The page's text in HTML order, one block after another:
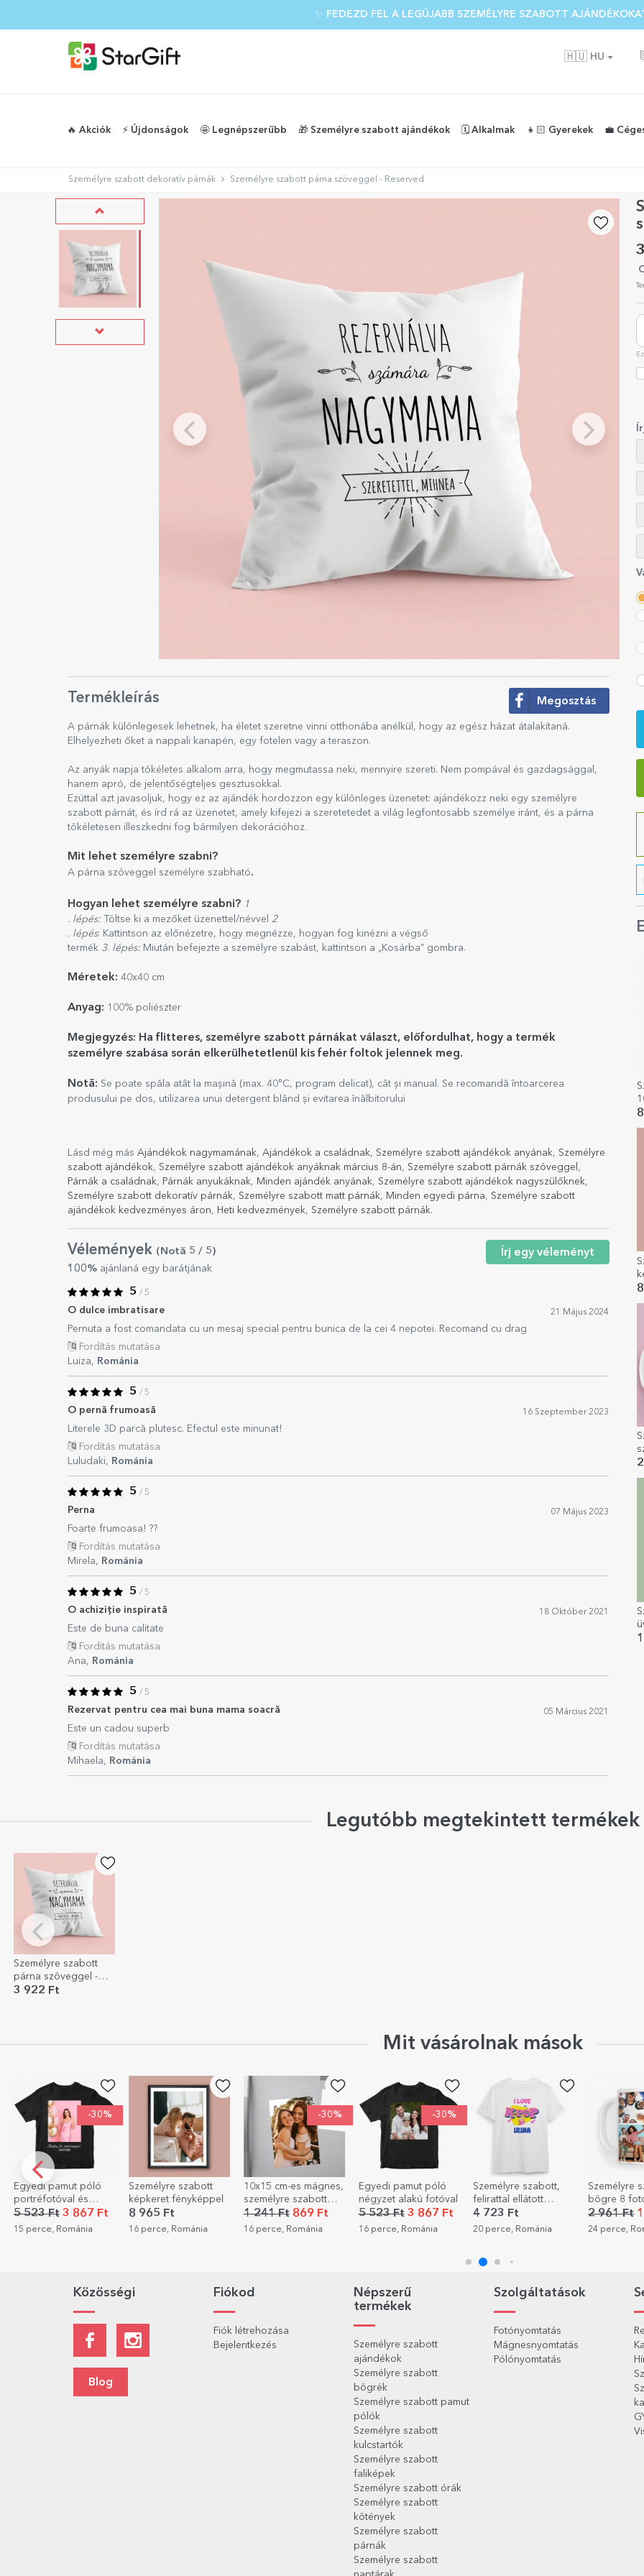
✨ FEDEZD FEL A LEGÚJABB SZEMÉLYRE SZABOTT
🇭🇺 HU
🔥 Akciók ⚡️ Újdonságok 🤩 Legnépszerűbb 🎁 Személyre szabott ajándékok 🗓️ Alkalmak 👧🏻 Gyerekek 💼
Személyre szabott dekoratív párnák Személyre szabott párna szöveggel - Reserved
Termékleírás Megosztás
A párnák különlegesek lehetnek, ha életet szeretne vinni otthonába anélkül, hogy az egész házat átalakítaná.
Elhelyezheti őket a nappali kanapén, egy fotelen vagy a teraszon.
Az anyák napja tökéletes alkalom arra, hogy megmutassa neki, mennyire szereti. Nem pompával és gazdagsággal,
hanem apró, de jelentőségteljes gesztusokkal.
Ezúttal azt javasoljuk, hogy ez az ajándék hordozzon egy különleges üzenetet: ajándékozz neki egy személyre
szabott párnát, és írd rá az üzenetet, amely kifejezi a szeretetedet a világ legfontosabb személye iránt, és a párna
tökéletesen illeszkedni fog bármilyen dekorációhoz.
Mit lehet személyre szabni?
A párna szöveggel személyre szabható.
Hogyan lehet személyre szabni? 1
. lépés: Töltse ki a mezőket üzenettel/névvel 2
. lépés: Kattintson az előnézetre, hogy megnézze, hogyan fog kinézni a végső
termék 3. lépés: Miután befejezte a személyre szabást, kattintson a „Kosárba” gombra.
Méretek: 40x40 cm
Anyag: 100% poliészter
Megjegyzés: Ha flitteres, személyre szabott párnákat választ, előfordulhat, hogy a termék
személyre szabása során elkerülhetetlenül kis fehér foltok jelennek meg.
Notă: Se poate spăla atât la mașină (max. 40°C, program delicat), cât și manual. Se recomandă întoarcerea
produsului pe dos, utilizarea unui detergent blând și evitarea înălbitorului
Lásd még más Ajándékok nagymamának, Ajándékok a családnak, Személyre szabott ajándékok anyának, Személyre
szabott ajándékok, Személyre szabott ajándékok anyáknak március 8-án, Személyre szabott párnák szöveggel ,
Párnák a családnak, Párnák anyukáknak, Minden ajándék anyának, Személyre szabott ajándékok nagyszülőknek,
Személyre szabott dekoratív párnák, Személyre szabott matt párnák, Minden egyedi párna, Személyre szabott
ajándékok kedvezményes áron, Heti kedvezmények, Személyre szabott párnák.
Vélemények (Notă 5 / 5)
100% ajánlaná egy barátjának
Írj egy véleményt
5 / 5
O dulce imbratisare 21 Május 2024
Pernuta a fost comandata cu un mesaj special pentru bunica de la cei 4 nepotei. Recomand cu drag
Fordítás mutatása
Luiza, Románia
5 / 5
O pernă frumoasă 16 Szeptember 2023
Literele 3D parcă plutesc. Efectul este minunat!
Fordítás mutatása
Luludaki, Románia
5 / 5
Perna 07 Május 2023
Foarte frumoasa! ??
Fordítás mutatása
Mirela, Románia
5 / 5
O achiziție inspirată 18 Október 2021
Este de buna calitate
Fordítás mutatása
Ana, Románia
5 / 5
Rezervat pentru cea mai buna mama soacră 05 Március 2021
Este un cadou superb
Fordítás mutatása
Mihaela, Románia
Legutóbb megtekintett termékek
Személyre szabott
párna szöveggel -
Reserved
3 922 Ft
Mit vásárolnak mások
-30%
Egyedi pamut póló
portréfotóval és
szöveggel
5 523 Ft 3 867 Ft
15 perce, Románia
Személyre szabott
képkeret fényképpel
8 965 Ft
16 perce, Románia
-30%
10x15 cm-es mágnes,
személyre szabott
fotóval
1 241 Ft869 Ft
16 perce, Románia
-30%
Egyedi pamut póló
négyzet alakú fotóval
5 523 Ft3 867 Ft
16 perce, Románia
Személyre szabott,
felirattal ellátott
pamut póló
gyerekeknek – Kpop
4 723 Ft
20 perce, Románia
Személyre
bögre 8
szöveggel
2 961 Ft1
24 perce,
Közösségi
Blog
Fiókod
Fiók létrehozása
Bejelentkezés
Népszerű
termékek
Személyre szabott
ajándékok
Személyre szabott
bögrék
Személyre szabott pamut
pólók
Személyre szabott
kulcstartók
Személyre szabott
faliképek
Személyre szabott órák
Személyre szabott
kötények
Személyre szabott
párnák
Személyre szabott
Szolgáltatások
Fotónyomtatás
Mágnesnyomtatás
Pólónyomtatás